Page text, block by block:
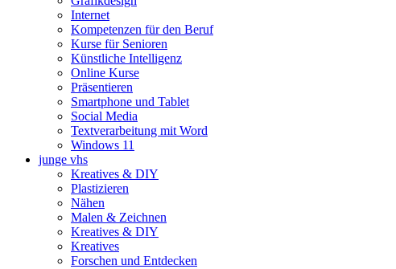
Internet
Kompetenzen für den Beruf
Kurse für Senioren
Künstliche Intelligenz
Online Kurse
Präsentieren
Smartphone und Tablet
Social Media
Textverarbeitung mit Word
Windows 11
junge vhs
Kreatives & DIY
Plastizieren
Nähen
Malen & Zeichnen
Kreatives & DIY
Kreatives
Forschen und Entdecken